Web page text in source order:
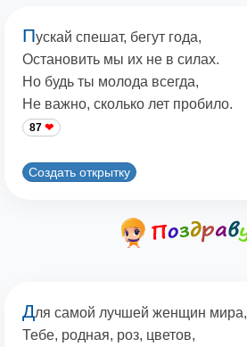
Пускай спешат, бегут года,
Остановить мы их не в силах.
Но будь ты молода всегда,
Не важно, сколько лет пробило.
87
Создать открытку
Для самой лучшей женщин мира,
Тебе, родная, роз, цветов,